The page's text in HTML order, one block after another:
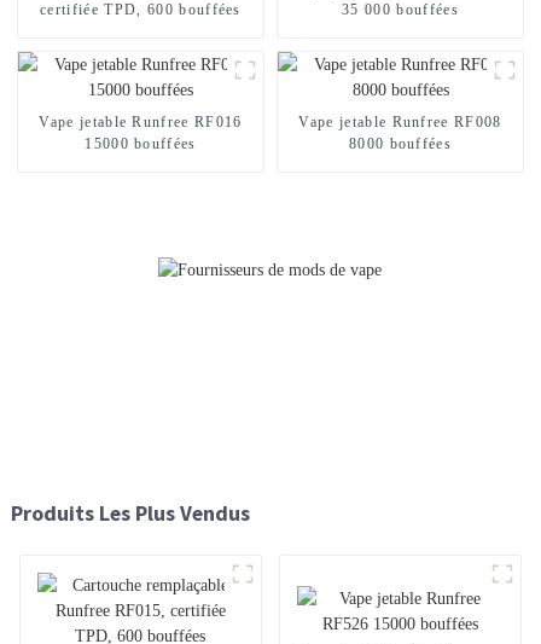
certifiée TPD, 600 bouffées
35 000 bouffées
Vape jetable Runfree RF016
15000 bouffées
Vape jetable Runfree RF008
8000 bouffées
Produits Les Plus Vendus